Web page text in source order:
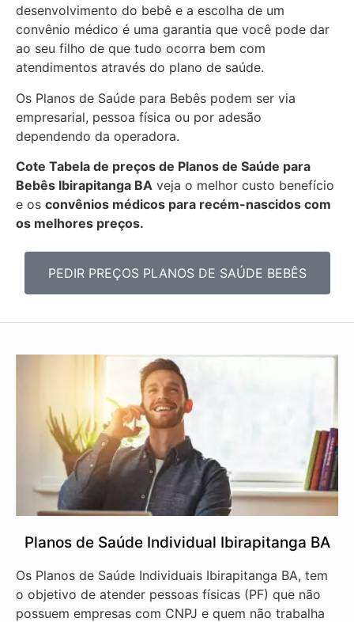
desenvolvimento do bebê e a escolha de um
convênio médico é uma garantia que você pode dar
ao seu filho de que tudo ocorra bem com
atendimentos através do plano de saúde.
Os Planos de Saúde para Bebês podem ser via
empresarial, pessoa física ou por adesão
dependendo da operadora.
Cote Tabela de preços de Planos de Saúde para
Bebês Ibirapitanga BA veja o melhor custo benefício
e os convênios médicos para recém-nascidos com
os melhores preços.
PEDIR PREÇOS PLANOS DE SAÚDE BEBÊS
Planos de Saúde Individual Ibirapitanga BA
Os Planos de Saúde Individuais Ibirapitanga BA, tem
o objetivo de atender pessoas físicas (PF) que não
possuem empresas com CNPJ e quem não trabalha